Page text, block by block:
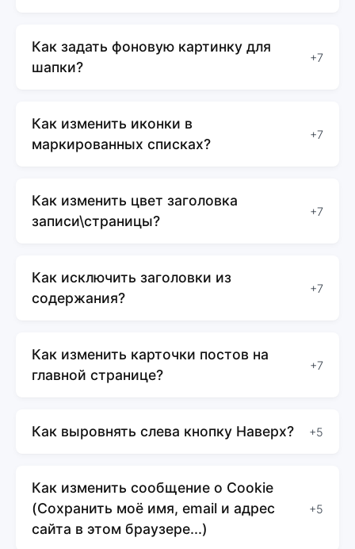
Как задать фоновую картинку для
шапки?
+7
Как изменить иконки в
маркированных списках?
+7
Как изменить цвет заголовка
записи\страницы?
+7
Как исключить заголовки из
содержания?
+7
Как изменить карточки постов на
главной странице?
+7
Как выровнять слева кнопку Наверх? +5
Как изменить сообщение о Cookie
(Сохранить моё имя, email и адрес
сайта в этом браузере...)
+5